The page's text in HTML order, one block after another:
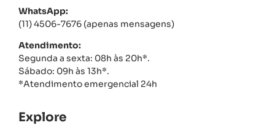
WhatsApp:
(11) 4506-7676 (apenas mensagens)
Atendimento:
Segunda a sexta: 08h às 20h*.
Sábado: 09h às 13h*.
*Atendimento emergencial 24h
Explore